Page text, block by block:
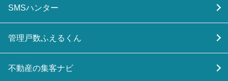
SMSハンター
管理戸数ふえるくん
不動産の集客ナビ